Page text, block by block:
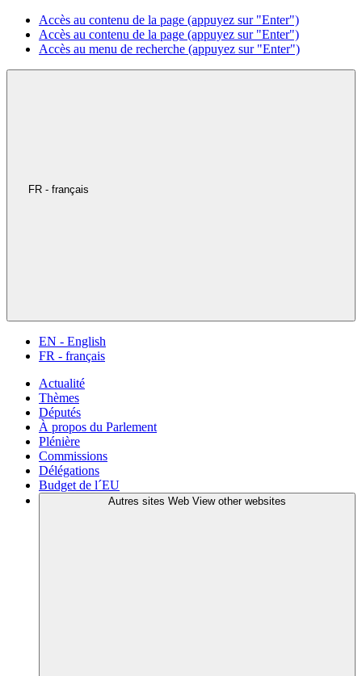
Accès au contenu de la page (appuyez sur "Enter")
Accès au contenu de la page (appuyez sur "Enter")
Accès au menu de recherche (appuyez sur "Enter")
FR - français
EN - English
FR - français
Actualité
Thèmes
Députés
À propos du Parlement
Plénière
Commissions
Délégations
Budget de l´EU
Autres sites Web View other websites